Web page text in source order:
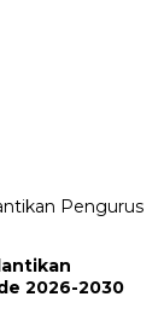
2026-2030